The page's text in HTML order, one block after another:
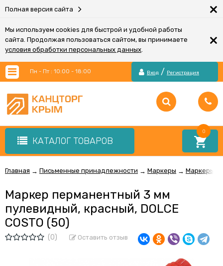
Полная версия сайта ×
Мы используем cookies для быстрой и удобной работы
сайта. Продолжая пользоваться сайтом, вы принимаете
условия обработки персональных данных.
×
Пн - Пт : 10:00 - 18:00 Вход / Регистрация
КАТАЛОГ ТОВАРОВ
0
Главная → Письменные принадлежности → Маркеры → Маркеры
Маркер перманентный 3 мм
пулевидный, красный, DOLCE
COSTO (50)
(0) Оставить отзыв